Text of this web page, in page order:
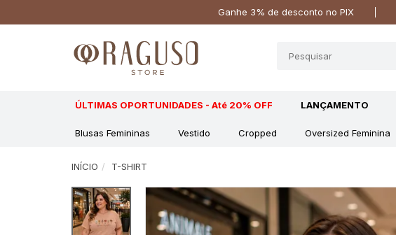
Ganhe 3% de desconto no PIX
ÚLTIMAS OPORTUNIDADES - Até 20% OFF LANÇAMENTO
Blusas Femininas Vestido Cropped Oversized Feminina
INÍCIO T-SHIRT